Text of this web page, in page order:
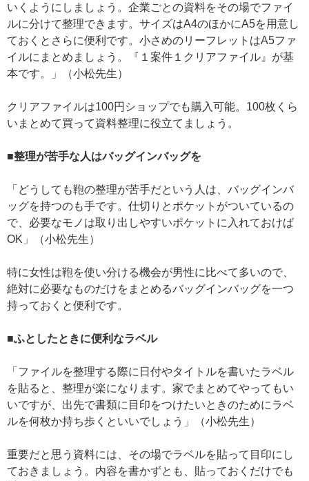
いくようにしましょう。企業ごとの資料をその場でファイ
ルに分けて整理できます。サイズはA4のほかにA5を用意し
ておくとさらに便利です。小さめのリーフレットはA5ファ
イルにまとめましょう。『１案件１クリアファイル』が基
本です。」（小松先生）
クリアファイルは100円ショップでも購入可能。100枚くら
いまとめて買って資料整理に役立てましょう。
■整理が苦手な人はバッグインバッグを
「どうしても鞄の整理が苦手だという人は、バッグインバ
ッグを持つのも手です。仕切りとポケットがついているの
で、必要なモノは取り出しやすいポケットに入れておけば
OK」（小松先生）
特に女性は鞄を使い分ける機会が男性に比べて多いので、
絶対に必要なものだけをまとめるバッグインバッグを一つ
持っておくと便利です。
■ふとしたときに便利なラベル
「ファイルを整理する際に日付やタイトルを書いたラベル
を貼ると、整理が楽になります。家でまとめてやってもい
いですが、出先で書類に目印をつけたいときのためにラベ
ルを何枚か持ち歩くといいでしょう」（小松先生）
重要だと思う資料には、その場でラベルを貼って目印にし
ておきましょう。内容を書かずとも、貼っておくだけでも